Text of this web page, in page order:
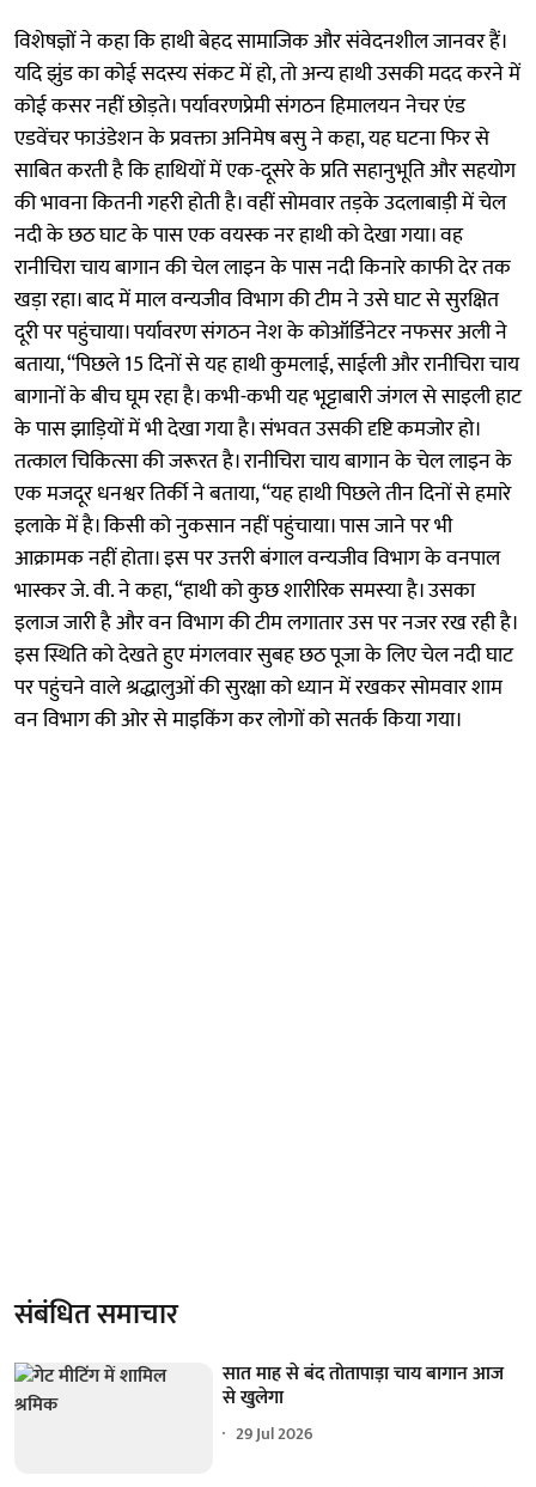
विशेषज्ञों ने कहा कि हाथी बेहद सामाजिक और संवेदनशील जानवर हैं।
यदि झुंड का कोई सदस्य संकट में हो, तो अन्य हाथी उसकी मदद करने में
कोई कसर नहीं छोड़ते। पर्यावरणप्रेमी संगठन हिमालयन नेचर एंड
एडवेंचर फाउंडेशन के प्रवक्ता अनिमेष बसु ने कहा, यह घटना फिर से
साबित करती है कि हाथियों में एक-दूसरे के प्रति सहानुभूति और सहयोग
की भावना कितनी गहरी होती है। वहीं सोमवार तड़के उदलाबाड़ी में चेल
नदी के छठ घाट के पास एक वयस्क नर हाथी को देखा गया। वह
रानीचिरा चाय बागान की चेल लाइन के पास नदी किनारे काफी देर तक
खड़ा रहा। बाद में माल वन्यजीव विभाग की टीम ने उसे घाट से सुरक्षित
दूरी पर पहुंचाया। पर्यावरण संगठन नेश के कोऑर्डिनेटर नफसर अली ने
बताया, “पिछले 15 दिनों से यह हाथी कुमलाई, साईली और रानीचिरा चाय
बागानों के बीच घूम रहा है। कभी-कभी यह भूट्टाबारी जंगल से साइली हाट
के पास झाड़ियों में भी देखा गया है। संभवत उसकी दृष्टि कमजोर हो।
तत्काल चिकित्सा की जरूरत है। रानीचिरा चाय बागान के चेल लाइन के
एक मजदूर धनश्वर तिर्की ने बताया, “यह हाथी पिछले तीन दिनों से हमारे
इलाके में है। किसी को नुकसान नहीं पहुंचाया। पास जाने पर भी
आक्रामक नहीं होता। इस पर उत्तरी बंगाल वन्यजीव विभाग के वनपाल
भास्कर जे. वी. ने कहा, “हाथी को कुछ शारीरिक समस्या है। उसका
इलाज जारी है और वन विभाग की टीम लगातार उस पर नजर रख रही है।
इस स्थिति को देखते हुए मंगलवार सुबह छठ पूजा के लिए चेल नदी घाट
पर पहुंचने वाले श्रद्धालुओं की सुरक्षा को ध्यान में रखकर सोमवार शाम
वन विभाग की ओर से माइकिंग कर लोगों को सतर्क किया गया।
संबंधित समाचार
सात माह से बंद तोतापाड़ा चाय बागान आज
से खुलेगा
29 Jul 2026